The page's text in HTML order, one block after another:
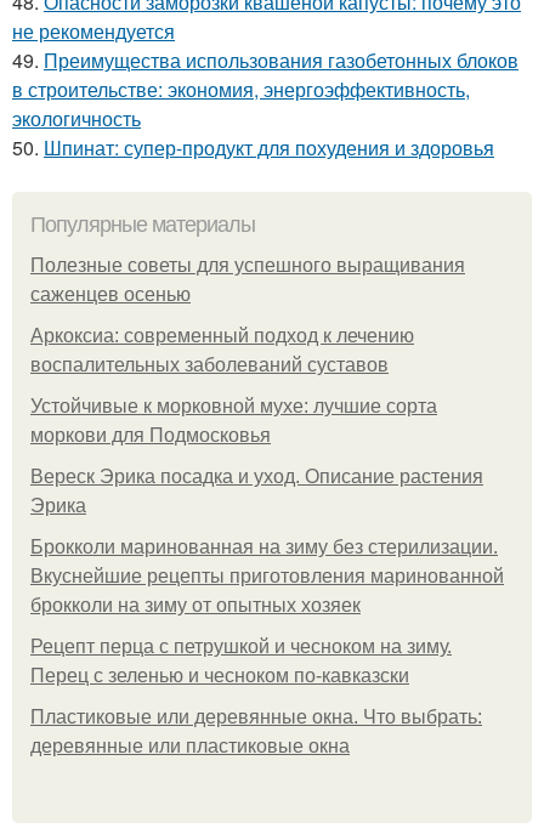
не рекомендуется
49. Преимущества использования газобетонных блоков
в строительстве: экономия, энергоэффективность,
экологичность
50. Шпинат: супер-продукт для похудения и здоровья
Популярные материалы
Полезные советы для успешного выращивания
саженцев осенью
Аркоксиа: современный подход к лечению
воспалительных заболеваний суставов
Устойчивые к морковной мухе: лучшие сорта
моркови для Подмосковья
Вереск Эрика посадка и уход. Описание растения
Эрика
Брокколи маринованная на зиму без стерилизации.
Вкуснейшие рецепты приготовления маринованной
брокколи на зиму от опытных хозяек
Рецепт перца с петрушкой и чесноком на зиму.
Перец с зеленью и чесноком по-кавказски
Пластиковые или деревянные окна. Что выбрать:
деревянные или пластиковые окна